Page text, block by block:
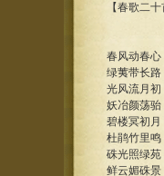
【春歌二十
春风动春心
绿荑带长路
光风流月初
妖冶颜荡骀
碧楼冥初月
杜鹃竹里鸣
硃光照绿苑
鲜云媚硃景